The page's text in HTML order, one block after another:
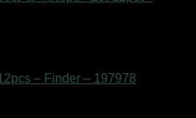
– Finder – 197978